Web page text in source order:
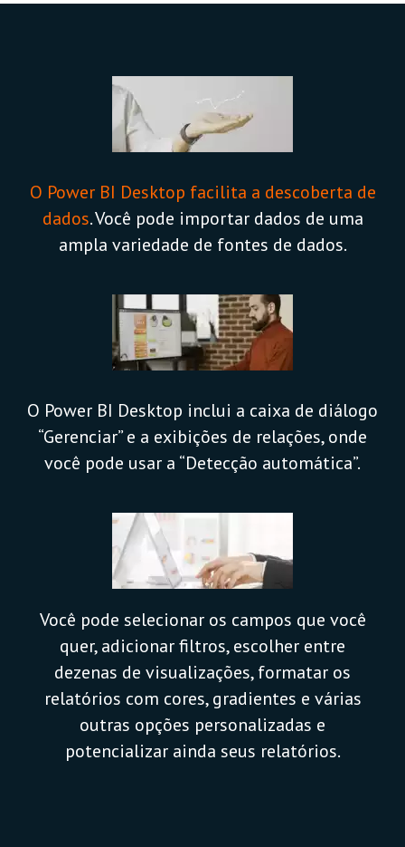
O Power BI Desktop facilita a descoberta de
dados. Você pode importar dados de uma
ampla variedade de fontes de dados.
O Power BI Desktop inclui a caixa de diálogo
“Gerenciar” e a exibições de relações, onde
você pode usar a “Detecção automática”.
Você pode selecionar os campos que você
quer, adicionar filtros, escolher entre
dezenas de visualizações, formatar os
relatórios com cores, gradientes e várias
outras opções personalizadas e
potencializar ainda seus relatórios.